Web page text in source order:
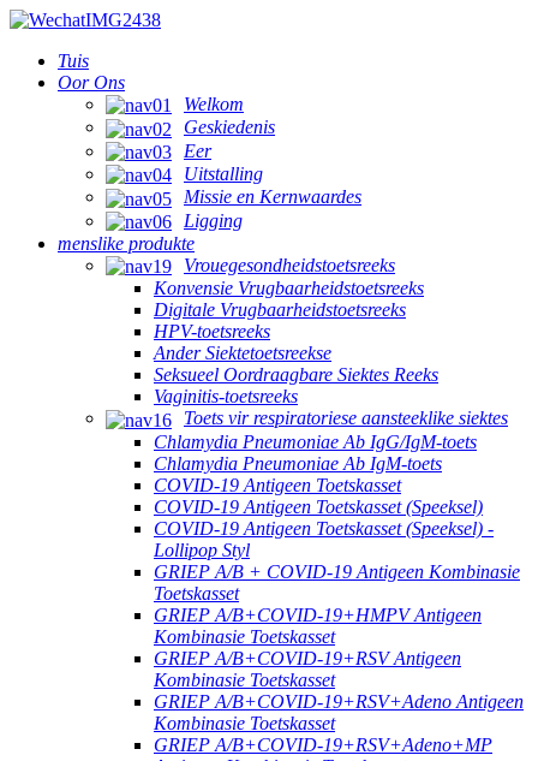
Tuis
Oor Ons
Welkom
Geskiedenis
Eer
Uitstalling
Missie en Kernwaardes
Ligging
menslike produkte
Vrouegesondheidstoetsreeks
Konvensie Vrugbaarheidstoetsreeks
Digitale Vrugbaarheidstoetsreeks
HPV-toetsreeks
Ander Siektetoetsreekse
Seksueel Oordraagbare Siektes Reeks
Vaginitis-toetsreeks
Toets vir respiratoriese aansteeklike siektes
Chlamydia Pneumoniae Ab IgG/IgM-toets
Chlamydia Pneumoniae Ab IgM-toets
COVID-19 Antigeen Toetskasset
COVID-19 Antigeen Toetskasset (Speeksel)
COVID-19 Antigeen Toetskasset (Speeksel) -
Lollipop Styl
GRIEP A/B + COVID-19 Antigeen Kombinasie
Toetskasset
GRIEP A/B+COVID-19+HMPV Antigeen
Kombinasie Toetskasset
GRIEP A/B+COVID-19+RSV Antigeen
Kombinasie Toetskasset
GRIEP A/B+COVID-19+RSV+Adeno Antigeen
Kombinasie Toetskasset
GRIEP A/B+COVID-19+RSV+Adeno+MP